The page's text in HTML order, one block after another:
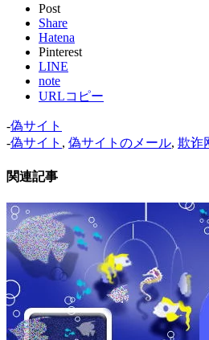
Post
Share
Hatena
Pinterest
LINE
note
URLコピー
-偽サイト
-偽サイト , 偽サイトのメール, 欺诈
関連記事